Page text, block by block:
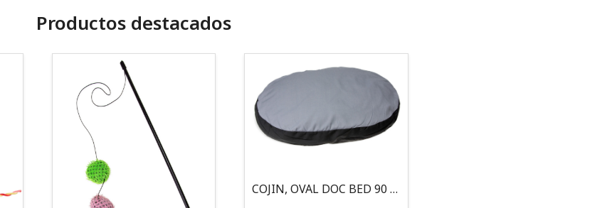
Productos destacados
COJIN, OVAL DOC BED 90 X 66 X 10CM GRIS/NEGRO, 95°